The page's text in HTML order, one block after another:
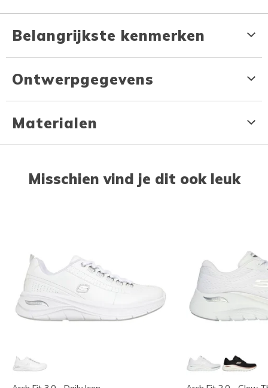
Belangrijkste kenmerken
Ontwerpgegevens
Materialen
Misschien vind je dit ook leuk